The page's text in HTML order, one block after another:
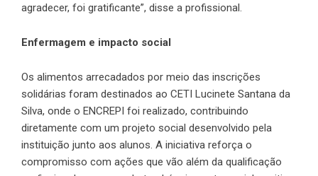
agradecer, foi gratificante”, disse a profissional.
Enfermagem e impacto social
Os alimentos arrecadados por meio das inscrições
solidárias foram destinados ao CETI Lucinete Santana da
Silva, onde o ENCREPI foi realizado, contribuindo
diretamente com um projeto social desenvolvido pela
instituição junto aos alunos. A iniciativa reforça o
compromisso com ações que vão além da qualificação